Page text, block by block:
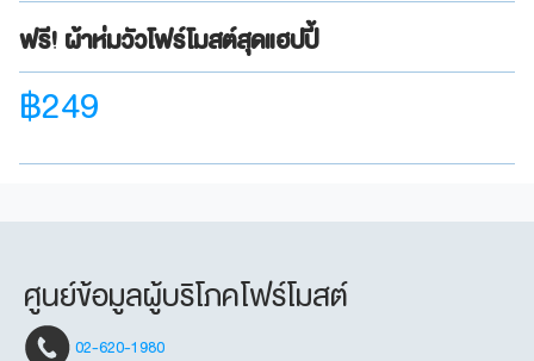
ฟรี! ผ้าห่มวัวโฟร์โมสต์สุดแฮปปี้
฿249
ศูนย์ข้อมูลผู้บริโภคโฟร์โมสต์
02-620-1980